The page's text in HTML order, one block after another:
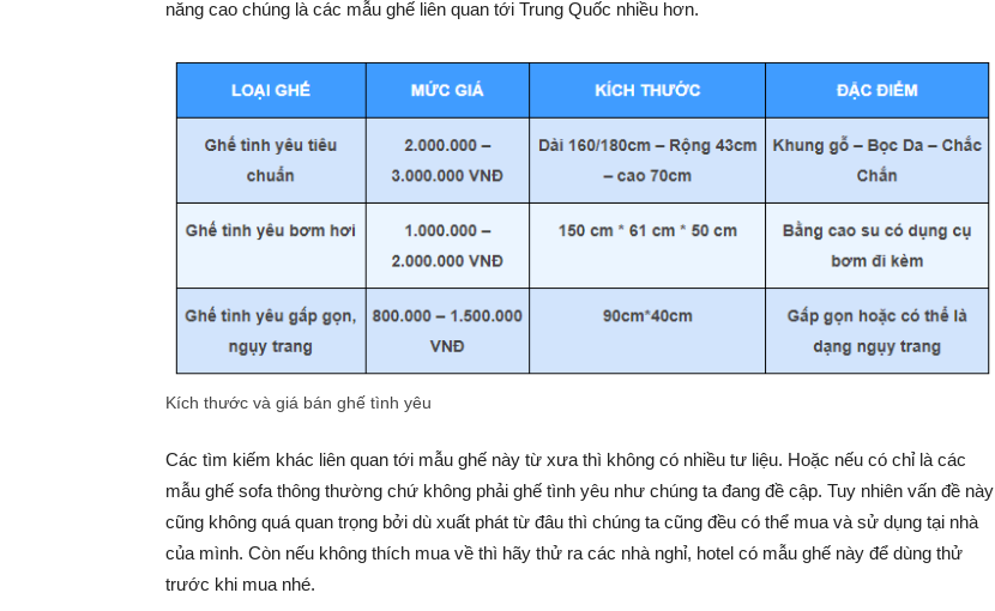
năng cao chúng là các mẫu ghế liên quan tới Trung Quốc nhiều hơn.
Kích thước và giá bán ghế tình yêu
Các tìm kiếm khác liên quan tới mẫu ghế này từ xưa thì không có nhiều tư liệu. Hoặc nếu có chỉ là các
mẫu ghế sofa thông thường chứ không phải ghế tình yêu như chúng ta đang đề cập. Tuy nhiên vấn đề này
cũng không quá quan trọng bởi dù xuất phát từ đâu thì chúng ta cũng đều có thể mua và sử dụng tại nhà
của mình. Còn nếu không thích mua về thì hãy thử ra các nhà nghỉ, hotel có mẫu ghế này để dùng thử
trước khi mua nhé.